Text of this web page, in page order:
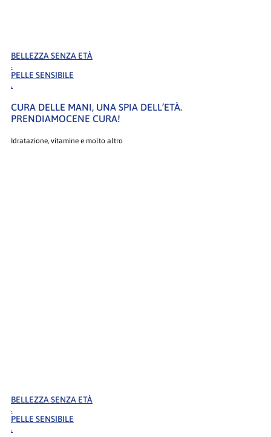
BELLEZZA SENZA ETÀ
.
PELLE SENSIBILE
.
CURA DELLE MANI, UNA SPIA DELL’ETÀ.
PRENDIAMOCENE CURA!
Idratazione, vitamine e molto altro
BELLEZZA SENZA ETÀ
.
PELLE SENSIBILE
.